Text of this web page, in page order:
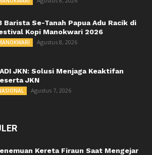
Barista Se-Tanah Papua Adu Racik di
Kopi Manokwari 2026
Agustus 8, 2026
JKN: Solusi Menjaga Keaktifan
JKN
Agustus 7, 2026
Kereta Firaun Saat Mengejar